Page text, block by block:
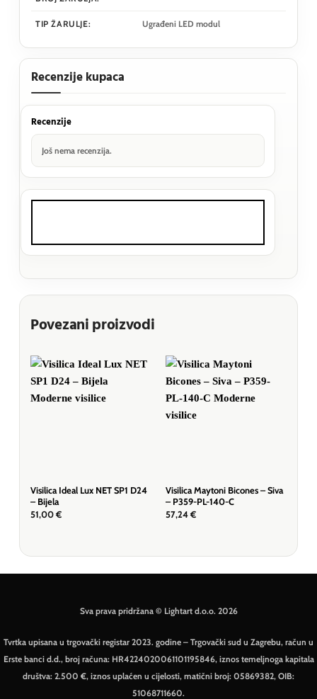
TIP ŽARULJE: Ugrađeni LED modul
Recenzije kupaca
Recenzije
Još nema recenzija.
Povezani proizvodi
Visilica Ideal Lux NET SP1 D24
– Bijela
51,00 €
Visilica Maytoni Bicones – Siva
– P359-PL-140-C
57,24 €
Sva prava pridržana © Lightart d.o.o. 2026
Tvrtka upisana u trgovački registar 2023. godine – Trgovački sud u Zagrebu, račun u
Erste banci d.d., broj računa: HR4224020061101195846, iznos temeljnoga kapitala
društva: 2.500 €, iznos uplaćen u cijelosti, matični broj: 05869382, OIB:
51068711660.